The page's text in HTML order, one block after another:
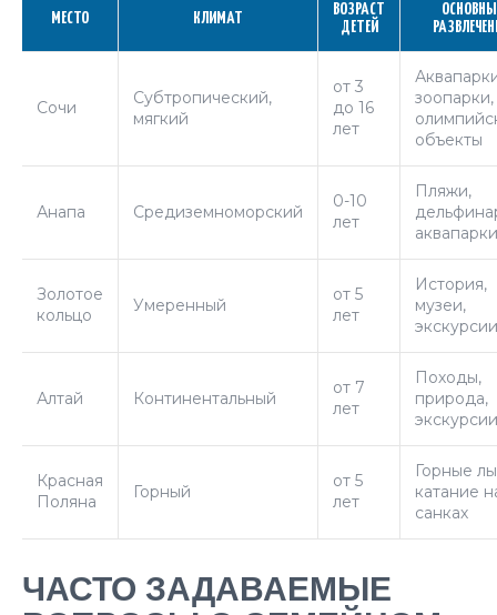
МЕСТО КЛИМАТ
ВОЗРАСТ
ДЕТЕЙ
Сочи
Субтропический,
мягкий
от 3
до 16
лет
зоопарки,
объекты
Анапа Средиземноморский
0-10
лет
Пляжи,
аквапарки
Золотое
кольцо
Умеренный
от 5
лет
История,
музеи,
экскурсии
Алтай Континентальный
от 7
лет
Походы,
природа,
экскурсии
Красная
Поляна
Горный
от 5
лет
Горные
катание
санках
ЧАСТО ЗАДАВАЕМЫЕ